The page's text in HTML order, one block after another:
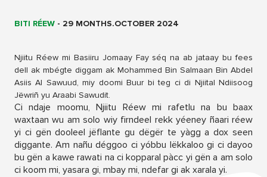
BITI RÉEW - 29 MONTHS.OCTOBER 2024
Njiitu Réew mi Basiiru Jomaay Fay séq na ab jataay bu fees
dell ak mbégte diggam ak Mohammed Bin Salmaan Bin Abdel
Asiis Al Sawuud, miy doomi Buur bi teg ci di Njiital Ndiisoog
Jëwriñ yu Araabi Sawudit.
Ci ndaje moomu, Njiitu Réew mi rafetlu na bu baax
waxtaan wu am solo wiy firndeel rekk yéeney ñaari réew
yi ci gën dooleel jëflante gu dëgër te yàgg a dox seen
diggante. Am nañu déggoo ci yóbbu lëkkaloo gi ci dayoo
bu gën a kawe rawati na ci kopparal pàcc yi gën a am solo
ci koom mi, yasara gi, mbay mi, ndefar gi ak xarala yi.